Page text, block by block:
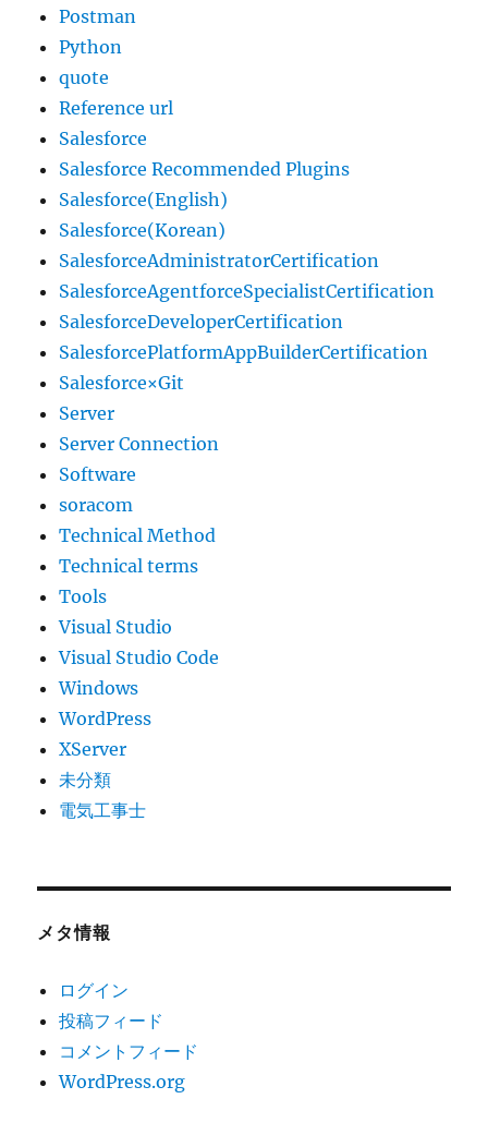
Postman
Python
quote
Reference url
Salesforce
Salesforce Recommended Plugins
Salesforce(English)
Salesforce(Korean)
SalesforceAdministratorCertification
SalesforceAgentforceSpecialistCertification
SalesforceDeveloperCertification
SalesforcePlatformAppBuilderCertification
Salesforce×Git
Server
Server Connection
Software
soracom
Technical Method
Technical terms
Tools
Visual Studio
Visual Studio Code
Windows
WordPress
XServer
未分類
電気工事士
メタ情報
ログイン
投稿フィード
コメントフィード
WordPress.org